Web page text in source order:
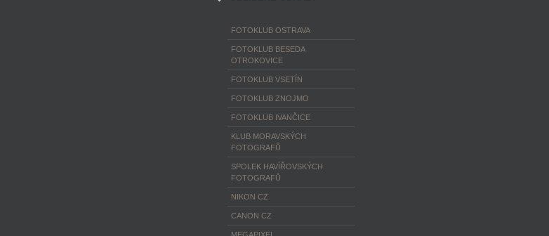
FOTOKLUB OSTRAVA
FOTOKLUB BESEDA
OTROKOVICE
FOTOKLUB VSETÍN
FOTOKLUB ZNOJMO
FOTOKLUB IVANČICE
KLUB MORAVSKÝCH
FOTOGRAFŮ
SPOLEK HAVÍŘOVSKÝCH
FOTOGRAFŮ
NIKON CZ
CANON CZ